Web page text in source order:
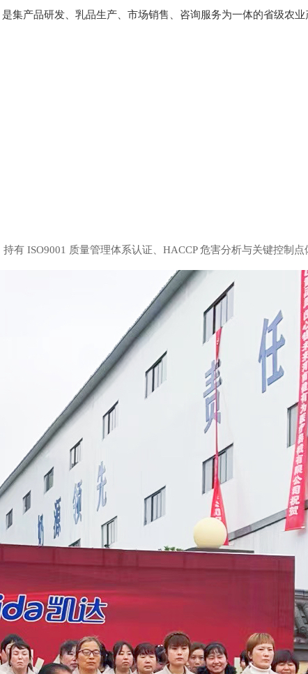
产品研发、乳品生产、市场销售、咨询服务为一体的省级农
有 ISO9001 质量管理体系认证、HACCP 危害分析与关键控制